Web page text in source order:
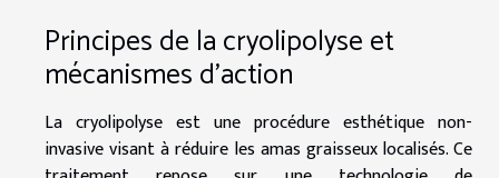
Principes de la cryolipolyse et
mécanismes d'action
La cryolipolyse est une procédure esthétique non-
invasive visant à réduire les amas graisseux localisés. Ce